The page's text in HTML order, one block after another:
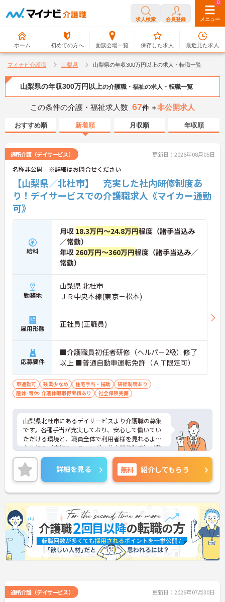
求人検索 会員登録 メニュー
ホーム 初めての方へ 面談会場一覧
0
保存した求人
0
最近見た求人
マイナビ介護職 山梨県 山梨県の年収300万円以上の求人・転職一覧
山梨県の年収300万円以上の介護職・福祉の求人・転職一覧
この条件の介護・福祉求人数 67件 ＋非公開求人
おすすめ順 新着順 月収順 年収順
通所介護（デイサービス） 更新日：2026年08月05日
名称非公開 ※詳細はお問合せください
【山梨県／北杜市】 充実した社内研修制度あ
り！デイサービスでの介護職求人《マイカー通勤
可》
給料
月収 18.3万円～24.8万円程度（諸手当込み
／常勤）
年収 260万円～360万円程度（諸手当込み／
常勤）
勤務地
山梨県 北杜市
ＪＲ中央本線(東京－松本)
雇用形態 正社員(正職員)
応募要件
■介護職員初任者研修（ヘルパー2級）修了
以上 ■普通自動車運転免許（ＡＴ限定可）
車通勤可 残業少なめ 住宅手当・補助
研修制度あり
産休･育休･介護休暇取得実績あり
社会保険完備
山梨県北杜市にあるデイサービスより介護職の募集
です。各種手当が充実しており、安心して働いてい
ただける環境と、職員全体で利用者様を見れるよう
な仕組み（定期ミーティング・社内研修制度）が整
っている働きやすい職場です。充実した社内研修制
度がありますので介護の知識のほかにもビジネスマ
ナー等、多岐にわたるスキルアップが目指せる環境
です。ご興味のある方は面接ポイントなどをお伝え
しますので、お気軽にお問い合わせください。
詳細を見る 無料 紹介してもらう
通所介護（デイサービス） 更新日：2026年07月30日